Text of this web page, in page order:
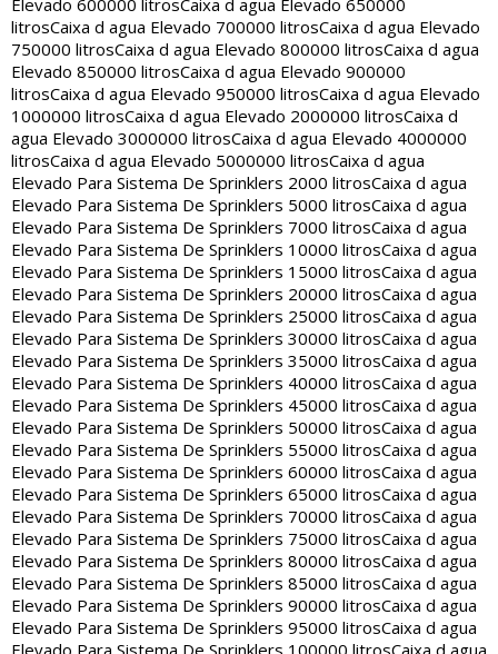
Elevado 600000 litrosCaixa d agua Elevado 650000
litrosCaixa d agua Elevado 700000 litrosCaixa d agua Elevado
750000 litrosCaixa d agua Elevado 800000 litrosCaixa d agua
Elevado 850000 litrosCaixa d agua Elevado 900000
litrosCaixa d agua Elevado 950000 litrosCaixa d agua Elevado
1000000 litrosCaixa d agua Elevado 2000000 litrosCaixa d
agua Elevado 3000000 litrosCaixa d agua Elevado 4000000
litrosCaixa d agua Elevado 5000000 litrosCaixa d agua
Elevado Para Sistema De Sprinklers 2000 litrosCaixa d agua
Elevado Para Sistema De Sprinklers 5000 litrosCaixa d agua
Elevado Para Sistema De Sprinklers 7000 litrosCaixa d agua
Elevado Para Sistema De Sprinklers 10000 litrosCaixa d agua
Elevado Para Sistema De Sprinklers 15000 litrosCaixa d agua
Elevado Para Sistema De Sprinklers 20000 litrosCaixa d agua
Elevado Para Sistema De Sprinklers 25000 litrosCaixa d agua
Elevado Para Sistema De Sprinklers 30000 litrosCaixa d agua
Elevado Para Sistema De Sprinklers 35000 litrosCaixa d agua
Elevado Para Sistema De Sprinklers 40000 litrosCaixa d agua
Elevado Para Sistema De Sprinklers 45000 litrosCaixa d agua
Elevado Para Sistema De Sprinklers 50000 litrosCaixa d agua
Elevado Para Sistema De Sprinklers 55000 litrosCaixa d agua
Elevado Para Sistema De Sprinklers 60000 litrosCaixa d agua
Elevado Para Sistema De Sprinklers 65000 litrosCaixa d agua
Elevado Para Sistema De Sprinklers 70000 litrosCaixa d agua
Elevado Para Sistema De Sprinklers 75000 litrosCaixa d agua
Elevado Para Sistema De Sprinklers 80000 litrosCaixa d agua
Elevado Para Sistema De Sprinklers 85000 litrosCaixa d agua
Elevado Para Sistema De Sprinklers 90000 litrosCaixa d agua
Elevado Para Sistema De Sprinklers 95000 litrosCaixa d agua